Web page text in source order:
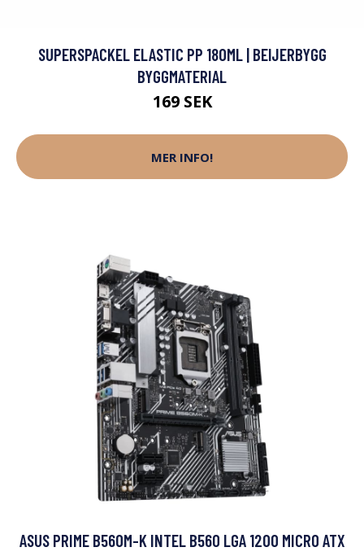
SUPERSPACKEL ELASTIC PP 180ML | BEIJERBYGG
BYGGMATERIAL
169 SEK
MER INFO!
ASUS PRIME B560M-K INTEL B560 LGA 1200 MICRO ATX